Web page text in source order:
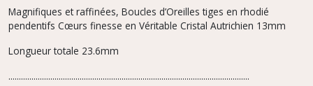
Magnifiques et raffinées, Boucles d’Oreilles tiges en rhodié
pendentifs Cœurs finesse en Véritable Cristal Autrichien 13mm
Longueur totale 23.6mm
...................................................................................................................